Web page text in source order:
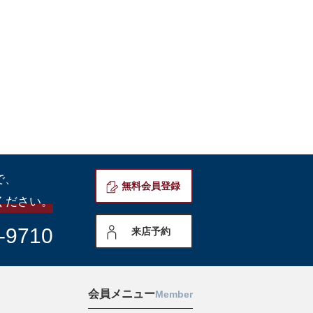
ださい。
9710
無料会員登録
来店予約
会員メニューMember